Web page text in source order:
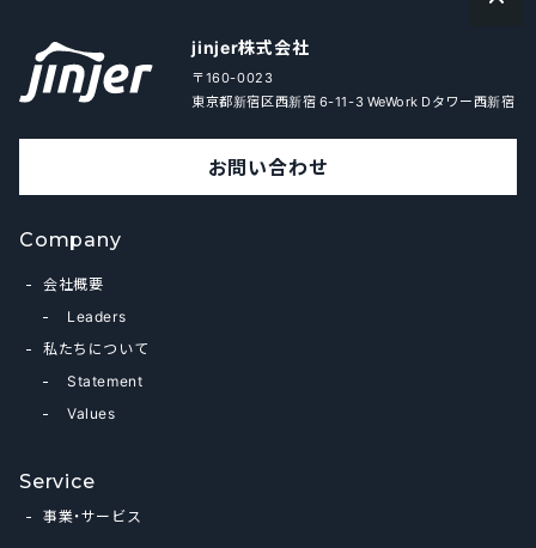
jinjer株式会社
〒160-0023
東京都新宿区西新宿 6-11-3 WeWork Dタワー西新宿
お問い合わせ
Company
会社概要
Leaders
私たちについて
Statement
Values
Service
事業・サービス